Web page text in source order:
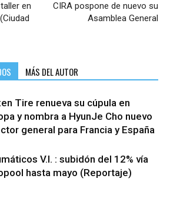
en
CIRA pospone de nuevo su
Asamblea General
MÁS DEL AUTOR
Tire renueva su cúpula en
y nombra a HyunJe Cho nuevo
general para Francia y España
V.I. : subidón del 12% vía
hasta mayo (Reportaje)